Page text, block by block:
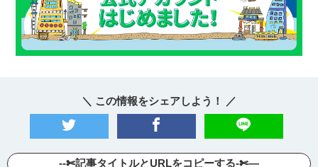
＼ この情報をシェアしよう！ ／
--✄記事タイトルとURLをコピーする-✄—